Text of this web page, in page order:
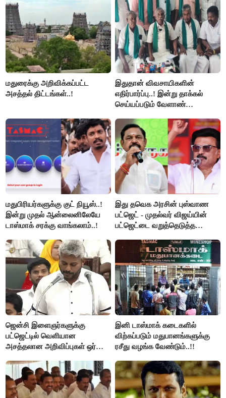
மதுரைக்கு அறிவிக்கப்பட்ட
அசத்தல் திட்டங்கள்..!
இதுதான் விவசாயிகளின்
எதிர்பார்ப்பு..! இன்று தாக்கல்
செய்யப்படும் வேளாண்
கோரிக்கை!
மதுபிரியர்களுக்கு குட் நியூஸ்..!
இன்று முதல் ஆன்லைனிலேயே
டாஸ்மாக் சரக்கு வாங்கலாம்..!
இது தவெக அரசின் புஸ்வாண
பட்ஜெட் - முதல்வர் விஜய்யின்
பட்ஜெட்டை வறுத்தெடுத்த
ஜென்சி இளைஞர்களுக்கு
பட்ஜெட்டில் வெளியான
அசத்தலான அறிவிப்புகள் ஒர்
இனி டாஸ்மாக் கடைகளில்
விற்கப்படும் மதுபானங்களுக்கு
ரசீது வழங்க வேண்டும்..!!